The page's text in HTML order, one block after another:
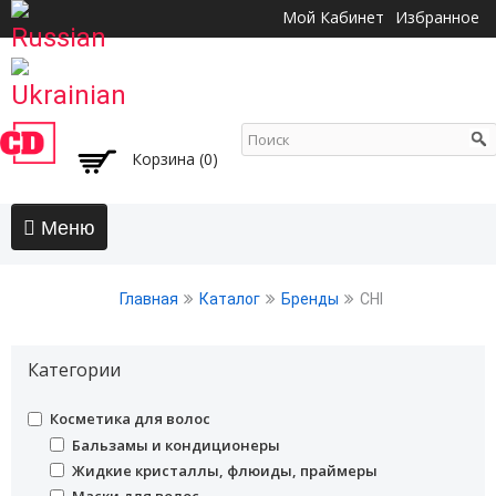
основному
Мой Кабинет Избранное
Корзина (0)
Волосы
Безсульфатный уход
Воски, пасты, глина, помады для волос
Гели для волос
Главная Каталог Бренды CHI
Категории
undefined
Косметика для волос
undefined
Бальзамы и кондиционеры
undefined
Жидкие кристаллы, флюиды, праймеры